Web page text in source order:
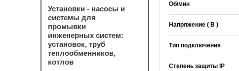
Об/мин
Напряжение ( В )
Тип подключения
Степень защиты IP
Установки - насосы и
системы для
промывки
инженерных систем:
установок, труб
теплообменников,
котлов